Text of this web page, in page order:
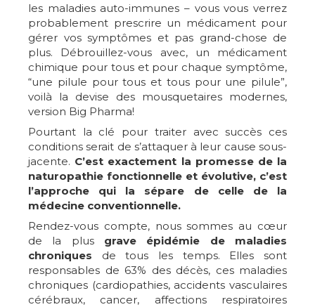
les maladies auto-immunes – vous vous verrez
probablement prescrire un médicament pour
gérer vos symptômes et pas grand-chose de
plus. Débrouillez-vous avec, un médicament
chimique pour tous et pour chaque symptôme,
“une pilule pour tous et tous pour une pilule”,
voilà la devise des mousquetaires modernes,
version Big Pharma!
Pourtant la clé pour traiter avec succès ces
conditions serait de s’attaquer à leur cause sous-
jacente. C’est exactement la promesse de la
naturopathie fonctionnelle et évolutive, c’est
l’approche qui la sépare de celle de la
médecine conventionnelle.
Rendez-vous compte, nous sommes au cœur
de la plus grave épidémie de maladies
chroniques de tous les temps. Elles sont
responsables de 63% des décès, ces maladies
chroniques (cardiopathies, accidents vasculaires
cérébraux, cancer, affections respiratoires